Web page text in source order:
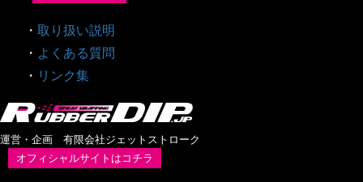
・ 取り扱い説明
・ よくある質問
・ リンク集
運営・企画 有限会社ジェットストローク
オフィシャルサイトはコチラ